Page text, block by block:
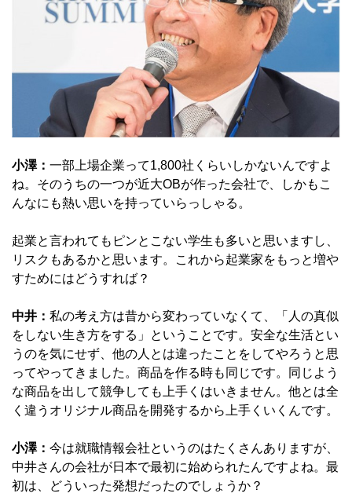
小澤： 一部上場企業って1,800社くらいしかないんですよ
ね。そのうちの一つが近大OBが作った会社で、しかもこ
んなにも熱い思いを持っていらっしゃる。
起業と言われてもピンとこない学生も多いと思いますし、
リスクもあるかと思います。これから起業家をもっと増や
すためにはどうすれば？
中井： 私の考え方は昔から変わっていなくて、「人の真似
をしない生き方をする」ということです。安全な生活とい
うのを気にせず、他の人とは違ったことをしてやろうと思
ってやってきました。商品を作る時も同じです。同じよう
な商品を出して競争しても上手くはいきません。他とは全
く違うオリジナル商品を開発するから上手くいくんです。
小澤： 今は就職情報会社というのはたくさんありますが、
中井さんの会社が日本で最初に始められたんですよね。最
初は、どういった発想だったのでしょうか？